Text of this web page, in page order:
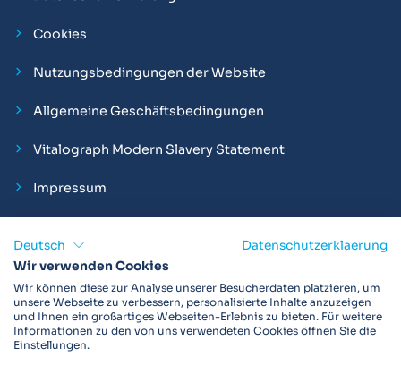
Cookies
Nutzungsbedingungen der Website
Allgemeine Geschäftsbedingungen
Vitalograph Modern Slavery Statement
Impressum
Vitalograph ist ein internationaler Hersteller von Spirometern,
EKGs und Bakterien-Viren-Filtern zur sicheren
Lungenfunktionsdiagnostik. Darüber hinaus sind wir weltweit
als Technologie- und Service-Provider für klinische
Deutsch
Datenschutzerklaerung
Wir verwenden Cookies
Wir können diese zur Analyse unserer Besucherdaten platzieren, um
unsere Webseite zu verbessern, personalisierte Inhalte anzuzeigen
und Ihnen ein großartiges Webseiten-Erlebnis zu bieten. Für weitere
Informationen zu den von uns verwendeten Cookies öffnen Sie die
Einstellungen.